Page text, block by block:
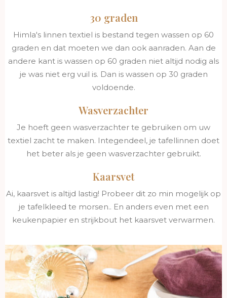
30 graden
Himla's linnen textiel is bestand tegen wassen op 60
graden en dat moeten we dan ook aanraden. Aan de
andere kant is wassen op 60 graden niet altijd nodig als
je was niet erg vuil is. Dan is wassen op 30 graden
voldoende.
Wasverzachter
Je hoeft geen wasverzachter te gebruiken om uw
textiel zacht te maken. Integendeel, je tafellinnen doet
het beter als je geen wasverzachter gebruikt.
Kaarsvet
Ai, kaarsvet is altijd lastig! Probeer dit zo min mogelijk op
je tafelkleed te morsen.. En anders even met een
keukenpapier en strijkbout het kaarsvet verwarmen.